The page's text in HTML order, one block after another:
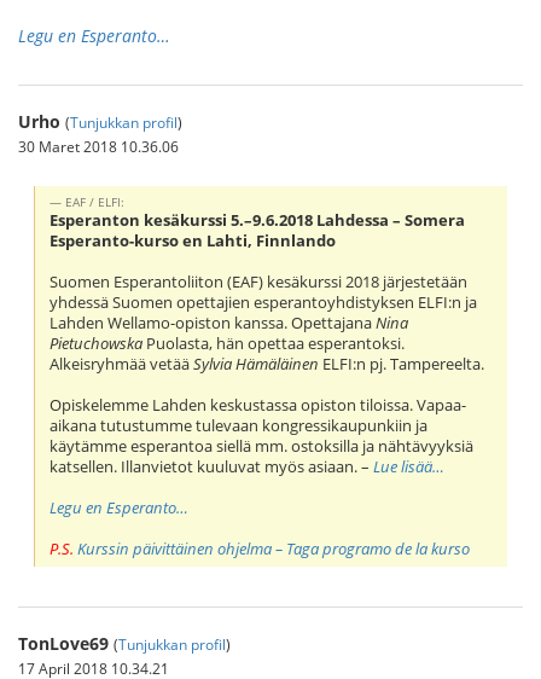
Legu en Esperanto…
Urho (Tunjukkan profil)
30 Maret 2018 10.36.06
EAF / ELFI:
Esperanton kesäkurssi 5.–9.6.2018 Lahdessa – Somera
Esperanto-kurso en Lahti, Finnlando
Suomen Esperantoliiton (EAF) kesäkurssi 2018 järjestetään
yhdessä Suomen opettajien esperantoyhdistyksen ELFI:n ja
Lahden Wellamo-opiston kanssa. OpettajanaNina
Pietuchowska Puolasta, hän opettaa esperantoksi.
Alkeisryhmää vetääSylvia Hämäläinen ELFI:n pj. Tampereelta.
Opiskelemme Lahden keskustassa opiston tiloissa. Vapaa-
aikana tutustumme tulevaan kongressikaupunkiin ja
käytämme esperantoa siellä mm. ostoksilla ja nähtävyyksiä
katsellen. Illanvietot kuuluvat myös asiaan. –Lue lisää…
Legu en Esperanto…
P.S. Kurssin päivittäinen ohjelma – Taga programo de la kurso
TonLove69 (Tunjukkan profil)
17 April 2018 10.34.21